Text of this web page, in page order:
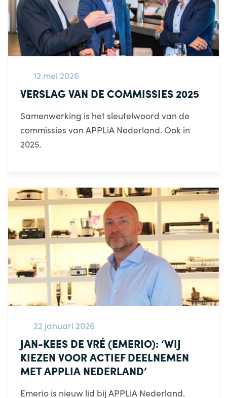
12 mei 2026
VERSLAG VAN DE COMMISSIES 2025
Samenwerking is het sleutelwoord van de
commissies van APPLiA Nederland. Ook in
2025.
22 januari 2026
JAN-KEES DE VRÉ (EMERIO): ‘WIJ
KIEZEN VOOR ACTIEF DEELNEMEN
MET APPLIA NEDERLAND’
Emerio is nieuw lid bij APPLiA Nederland.